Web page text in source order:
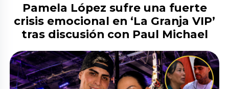
Pamela López sufre una fuerte
crisis emocional en ‘La Granja VIP’
tras discusión con Paul Michael